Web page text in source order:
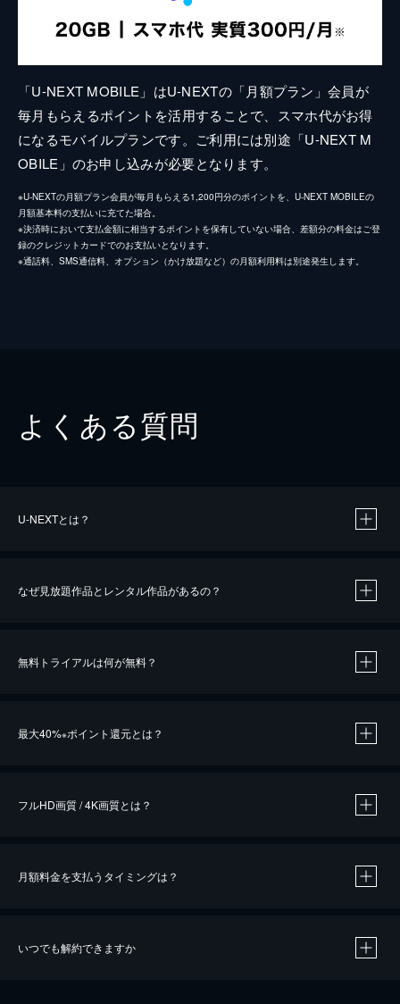
「U-NEXT MOBILE」はU-NEXTの「月額プラン」会員が
毎月もらえるポイントを活用することで、スマホ代がお得
になるモバイルプランです。ご利用には別途「U-NEXT M
OBILE」のお申し込みが必要となります。
※U-NEXTの月額プラン会員が毎月もらえる1,200円分のポイントを、U-NEXT MOBILEの
月額基本料の支払いに充てた場合。
※決済時において支払金額に相当するポイントを保有していない場合、差額分の料金はご登
録のクレジットカードでのお支払いとなります。
※通話料、SMS通信料、オプション（かけ放題など）の月額利用料は別途発生します。
よくある質問
U-NEXTとは？
なぜ見放題作品とレンタル作品があるの？
無料トライアルは何が無料？
最大40%※ポイント還元とは？
※40％ポイント還元の対象は、クレジットカード決済による作品の購入 / レンタルです。
iOSアプリのUコイン決済による作品の購入 / レンタルは、20％のポイント還元です。
フルHD画質 / 4K画質とは？
月額料金を支払うタイミングは？
いつでも解約できますか